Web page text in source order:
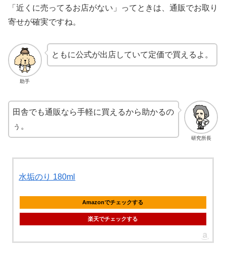
「近くに売ってるお店がない」ってときは、通販でお取り
寄せが確実ですね。
助手
ともに公式が出店していて定価で買えるよ。
研究所長
田舎でも通販なら手軽に買えるから助かるの
ぅ。
水垢のり 180ml
Amazonでチェックする
楽天でチェックする